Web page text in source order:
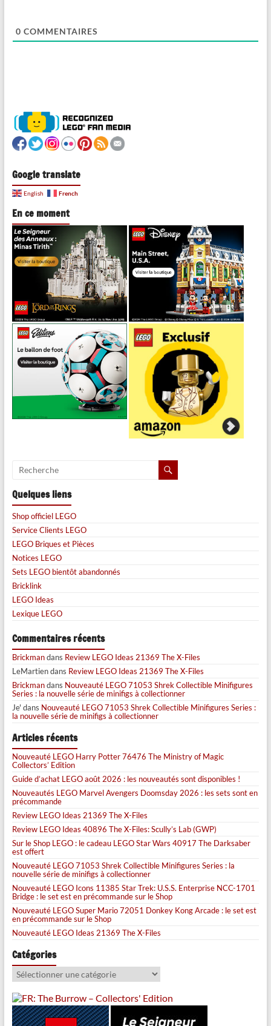
0 COMMENTAIRES
Google translate
English French
En ce moment
Quelques liens
Shop officiel LEGO
Service Clients LEGO
LEGO Briques et Pièces
Notices LEGO
Sets LEGO bientôt abandonnés
Bricklink
LEGO Ideas
Lexique LEGO
Commentaires récents
Brickmandans Review LEGO Ideas 21369 The X-Files
LeMartiendans Review LEGO Ideas 21369 The X-Files
Brickmandans Nouveauté LEGO 71053 Shrek Collectible Minifigures
Series : la nouvelle série de minifigs à collectionner
Je' dans Nouveauté LEGO 71053 Shrek Collectible Minifigures Series :
la nouvelle série de minifigs à collectionner
Articles récents
Nouveauté LEGO Harry Potter 76476 The Ministry of Magic
Collectors’ Edition
Guide d’achat LEGO août 2026 : les nouveautés sont disponibles !
Nouveautés LEGO Marvel Avengers Doomsday 2026 : les sets sont en
précommande
Review LEGO Ideas 21369 The X-Files
Review LEGO Ideas 40896 The X-Files: Scully’s Lab (GWP)
Sur le Shop LEGO : le cadeau LEGO Star Wars 40917 The Darksaber
est offert
Nouveauté LEGO 71053 Shrek Collectible Minifigures Series : la
nouvelle série de minifigs à collectionner
Nouveauté LEGO Icons 11385 Star Trek: U.S.S. Enterprise NCC-1701
Bridge : le set est en précommande sur le Shop
Nouveauté LEGO Super Mario 72051 Donkey Kong Arcade : le set est
en précommande sur le Shop
Nouveauté LEGO Ideas 21369 The X-Files
Catégories
Catégories